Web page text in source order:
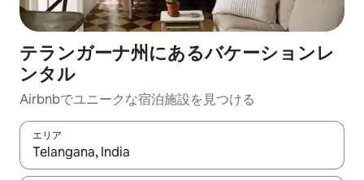
テランガーナ州にあるバケーションレ
ンタル
Airbnbでユニークな宿泊施設を見つける
エリア
検索結果が表示されたら、上下の矢印キーを使って移動するか